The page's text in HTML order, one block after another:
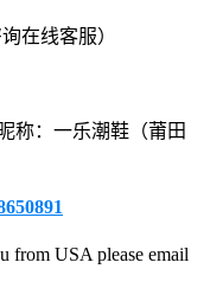
在线客服）
称：一乐潮鞋（莆田
USA please email